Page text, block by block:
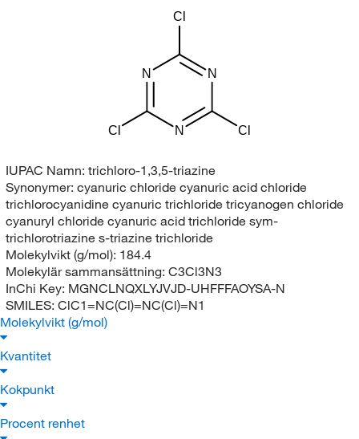
Cl
N
Cl
N
Cl
N
IUPAC Namn: trichloro-1,3,5-triazine
Synonymer: cyanuric chloride cyanuric acid chloride
trichlorocyanidine cyanuric trichloride tricyanogen chloride
cyanuryl chloride cyanuric acid trichloride sym-
trichlorotriazine s-triazine trichloride
Molekylvikt (g/mol): 184.4
Molekylär sammansättning: C3Cl3N3
InChi Key: MGNCLNQXLYJVJD-UHFFFAOYSA-N
SMILES: ClC1=NC(Cl)=NC(Cl)=N1
Molekylvikt (g/mol)
Kvantitet
Kokpunkt
Procent renhet